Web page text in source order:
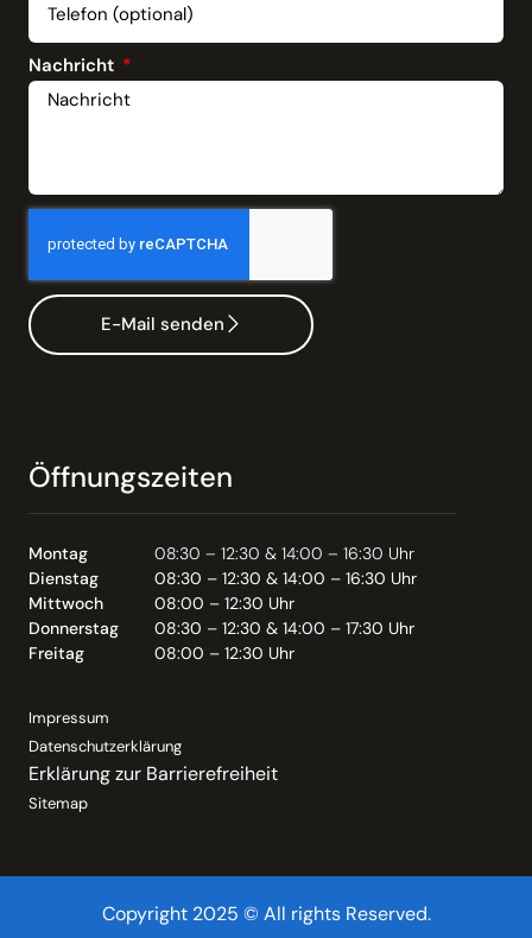
Nachricht
E-Mail senden
Öffnungszeiten
Montag
08:30 – 12:30 & 14:00 – 16:30 Uhr
Dienstag
08:30 – 12:30 & 14:00 – 16:30 Uhr
Mittwoch
08:00 – 12:30 Uhr
Donnerstag
08:30 – 12:30 & 14:00 – 17:30 Uhr
Freitag
08:00 – 12:30 Uhr
Impressum
Datenschutzerklärung
Erklärung zur Barrierefreiheit
Sitemap
Copyright 2025 © All rights Reserved.